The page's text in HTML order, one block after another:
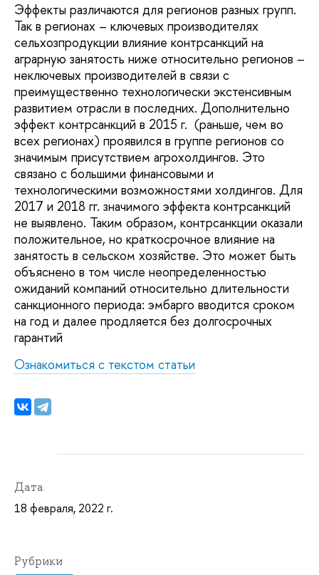
Эффекты различаются для регионов разных групп.
Так в регионах – ключевых производителях
сельхозпродукции влияние контрсанкций на
аграрную занятость ниже относительно регионов –
неключевых производителей в связи с
преимущественно технологически экстенсивным
развитием отрасли в последних. Дополнительно
эффект контрсанкций в 2015 г. (раньше, чем во
всех регионах) проявился в группе регионов со
значимым присутствием агрохолдингов. Это
связано с большими финансовыми и
технологическими возможностями холдингов. Для
2017 и 2018 гг. значимого эффекта контрсанкций
не выявлено. Таким образом, контрсанкции оказали
положительное, но краткосрочное влияние на
занятость в сельском хозяйстве. Это может быть
объяснено в том числе неопределенностью
ожиданий компаний относительно длительности
санкционного периода: эмбарго вводится сроком
на год и далее продляется без долгосрочных
гарантий
Ознакомиться с текстом статьи
Дата
18 февраля, 2022 г.
Рубрики